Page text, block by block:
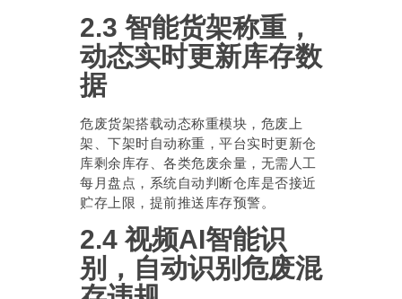
2.3 智能货架称重，
动态实时更新库存数
据
危废货架搭载动态称重模块，危废上
架、下架时自动称重，平台实时更新仓
库剩余库存、各类危废余量，无需人工
每月盘点，系统自动判断仓库是否接近
贮存上限，提前推送库存预警。
2.4 视频AI智能识
别，自动识别危废混